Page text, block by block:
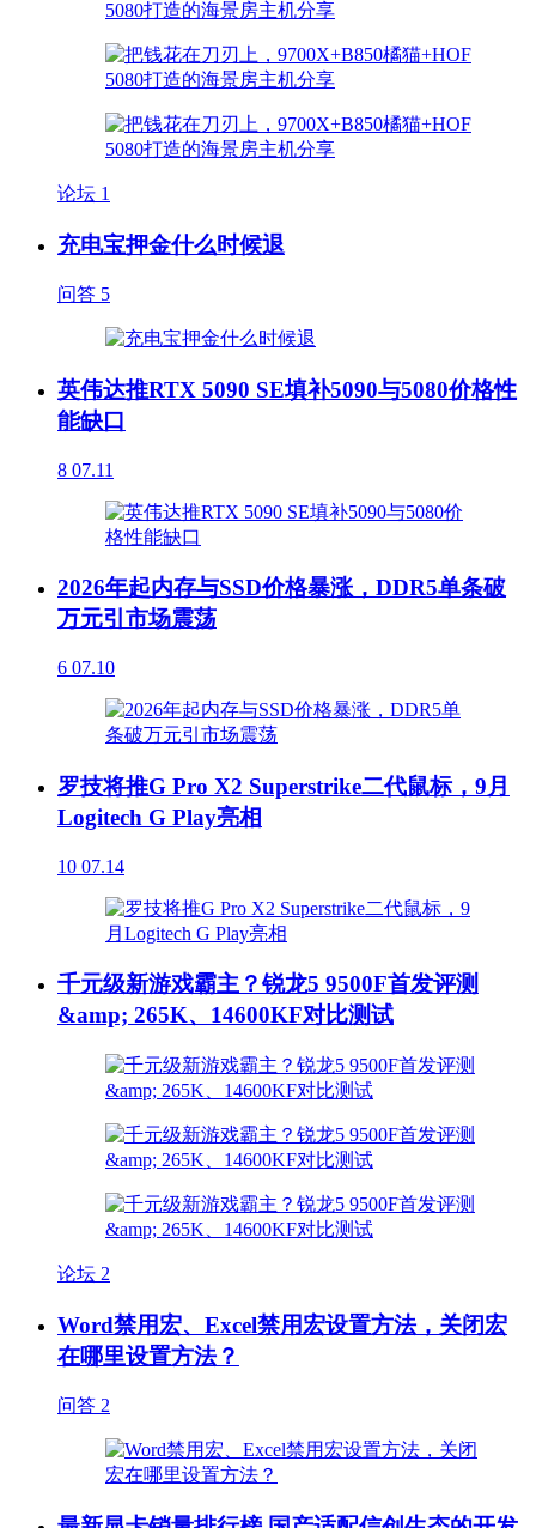
论坛 1
充电宝押金什么时候退
问答 5
英伟达推RTX 5090 SE填补5090与5080价格性
能缺口
8 07.11
2026年起内存与SSD价格暴涨，DDR5单条破
万元引市场震荡
6 07.10
罗技将推G Pro X2 Superstrike二代鼠标，9月
Logitech G Play亮相
10 07.14
千元级新游戏霸主？锐龙5 9500F首发评测
&amp; 265K、14600KF对比测试
论坛 2
Word禁用宏、Excel禁用宏设置方法，关闭宏
在哪里设置方法？
问答 2